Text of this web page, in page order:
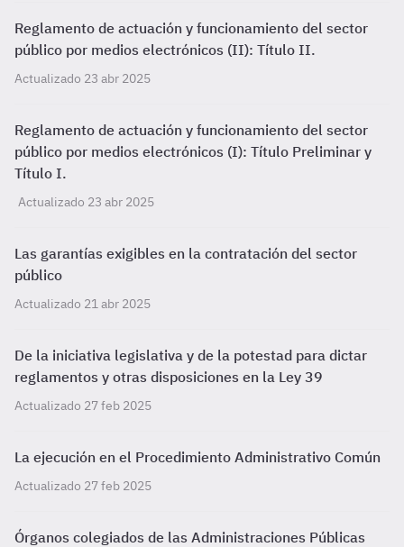
Reglamento de actuación y funcionamiento del sector
público por medios electrónicos (II): Título II.
Actualizado 23 abr 2025
Reglamento de actuación y funcionamiento del sector
público por medios electrónicos (I): Título Preliminar y
Título I.
Actualizado 23 abr 2025
Las garantías exigibles en la contratación del sector
público
Actualizado 21 abr 2025
De la iniciativa legislativa y de la potestad para dictar
reglamentos y otras disposiciones en la Ley 39
Actualizado 27 feb 2025
La ejecución en el Procedimiento Administrativo Común
Actualizado 27 feb 2025
Órganos colegiados de las Administraciones Públicas